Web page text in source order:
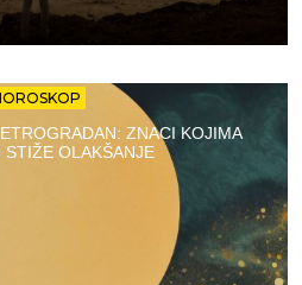
ZNACI KOJIMA
STIŽE OLAKŠANJE